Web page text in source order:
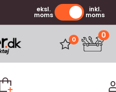
eksl.
moms
inkl.
moms
0 0